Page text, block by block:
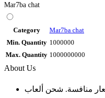
Mar7ba chat
Category
Mar7ba chat
Min. Quantity 1000000
Max. Quantity 1000000000
About Us
منافسة. شحن ألعاب